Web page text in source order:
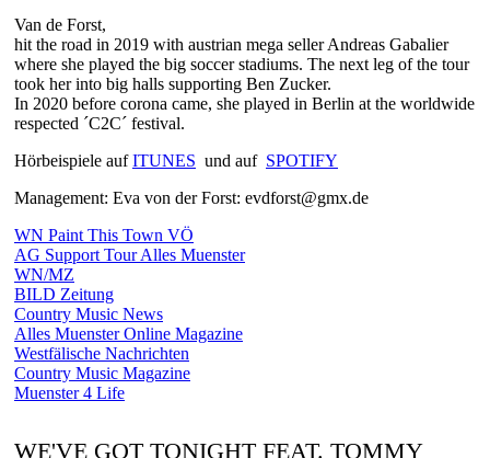
Van de Forst,
hit the road in 2019 with austrian mega seller Andreas Gabalier
where she played the big soccer stadiums. The next leg of the tour
took her into big halls supporting Ben Zucker.
In 2020 before corona came, she played in Berlin at the worldwide
respected ´C2C´ festival.
Hörbeispiele aufITUNES und auf SPOTIFY
Management: Eva von der Forst: evdforst@gmx.de
WN Paint This Town VÖ
AG Support Tour Alles Muenster
WN/MZ
BILD Zeitung
Country Music News
Alles Muenster Online Magazine
Westfälische Nachrichten
Country Music Magazine
Muenster 4 Life
WE'VE GOT TONIGHT FEAT. TOMMY